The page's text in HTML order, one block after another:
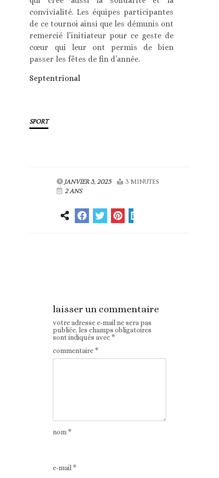
convivialité. Les équipes participantes
de ce tournoi ainsi que les démunis ont
remercié l’initiateur pour ce geste de
cœur qui leur ont permis de bien
passer les fêtes de fin d’année.
Septentrional
SPORT
JANVIER 3, 2025
3 MINUTES
2 ANS
laisser un commentaire
votre adresse e-mail ne sera pas
publiée. les champs obligatoires
sont indiqués avec*
commentaire*
nom*
e-mail*